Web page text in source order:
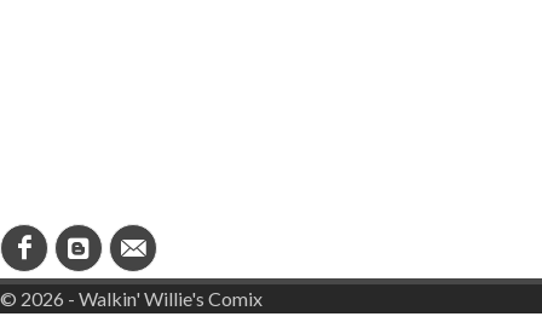
© 2026 - Walkin' Willie's Comix